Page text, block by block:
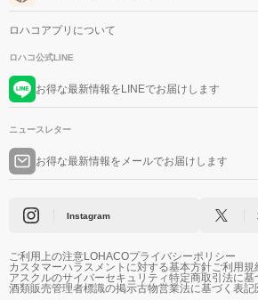
ロハコアプリについて
ロハコ公式LINE
お得な最新情報をLINEでお届けします
ニュースレター
お得な最新情報をメールでお届けします
Instagram
ご利用上の注意LOHACOプライバシーポリシー
カスタマーハラスメントに対する基本方針ご利用規
アスクルのサイバーセキュリティ特定商取引法に基
酒類販売管理者標識の掲示古物営業法に基づく表記